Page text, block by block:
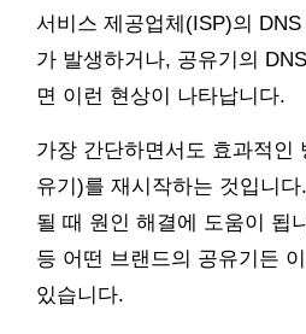
서비스 제공업체(ISP)의
가 발생하거나, 공유기의
면 이런 현상이 나타납니다.
가장 간단하면서도 효과적인
유기)를 재시작하는 것입니
될 때 원인 해결에 도움이 됩
등 어떤 브랜드의 공유기든
있습니다.